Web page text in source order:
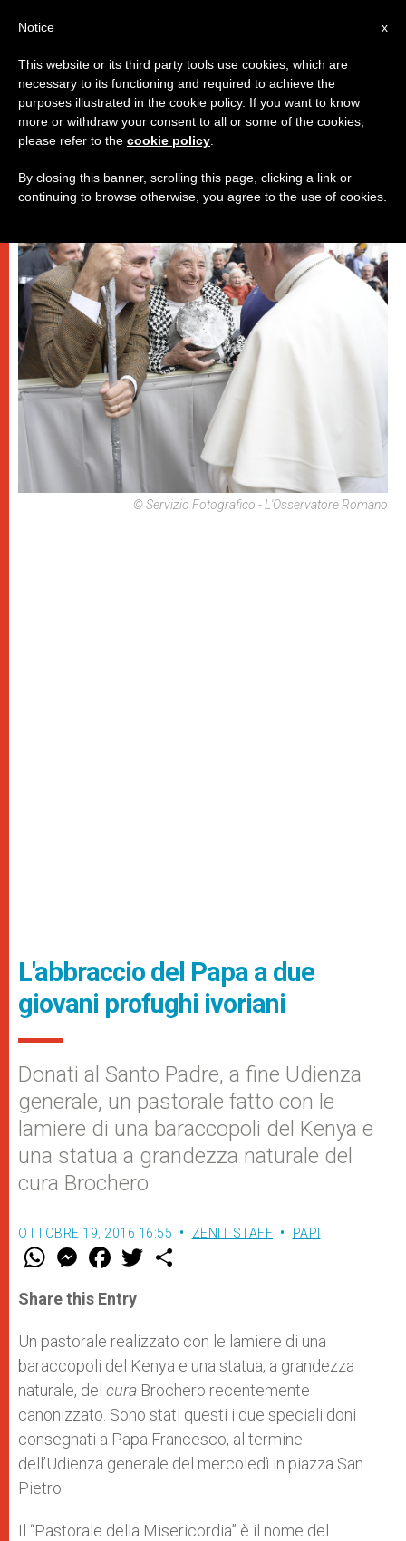
PAPI
© Servizio Fotografico - L'Osservatore Romano
L'abbraccio del Papa a due
giovani profughi ivoriani
Donati al Santo Padre, a fine Udienza
generale, un pastorale fatto con le
lamiere di una baraccopoli del Kenya e
una statua a grandezza naturale del
cura Brochero
OTTOBRE 19, 2016 16:55 ZENIT STAFF PAPI
W
t
s
p
p
M
e
s
e
g
e
r
F
a
e
b
o
k
w
r
Share this Entry
Un pastorale realizzato con le lamiere di una
baraccopoli del Kenya e una statua, a grandezza
naturale, del cura Brochero recentemente
canonizzato. Sono stati questi i due speciali doni
consegnati a Papa Francesco, al termine
dell’Udienza generale del mercoledì in piazza San
Pietro.
Il “Pastorale della Misericordia” è il nome del
x
Notice
This website or its third party tools use cookies, which are
necessary to its functioning and required to achieve the
purposes illustrated in the cookie policy. If you want to know
more or withdraw your consent to all or some of the cookies,
please refer to the cookie policy
By closing this banner, scrolling this page, clicking a link or
continuing to browse otherwise, you agree to the use of cookies.